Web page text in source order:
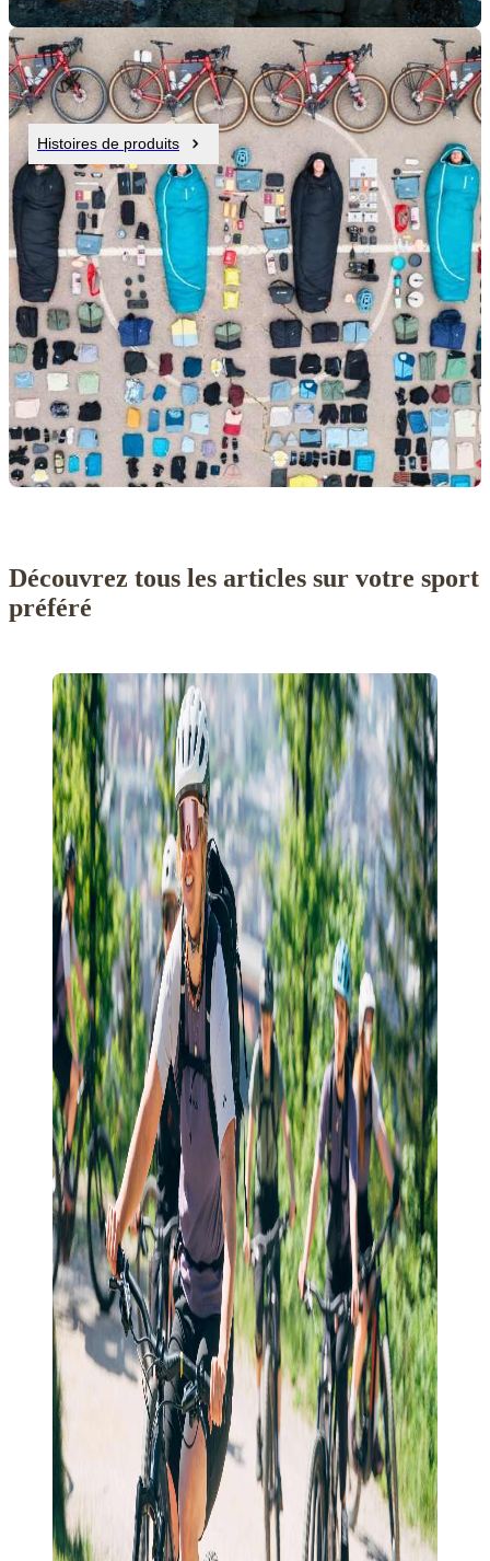
Histoires de produits
Découvrez tous les articles sur votre sport
préféré